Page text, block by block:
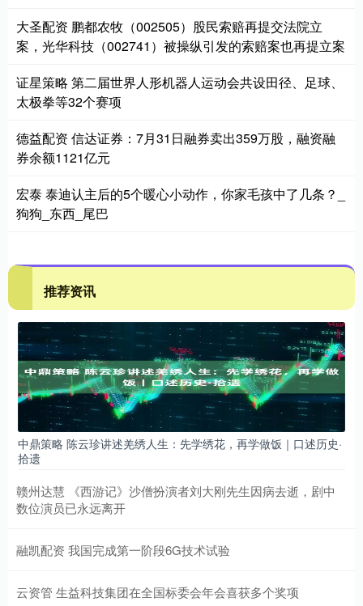
大圣配资 鹏都农牧（002505）股民索赔再提交法院立
案，光华科技（002741）被操纵引发的索赔案也再提立案
证星策略 第二届世界人形机器人运动会共设田径、足球、
太极拳等32个赛项
德益配资 信达证券：7月31日融券卖出359万股，融资融
券余额1121亿元
宏泰 泰迪认主后的5个暖心小动作，你家毛孩中了几条？_
狗狗_东西_尾巴
推荐资讯
中鼎策略 陈云珍讲述羌绣人生：先学绣花，再学做饭｜口述历史·
拾遗
赣州达慧 《西游记》沙僧扮演者刘大刚先生因病去逝，剧中
数位演员已永远离开
融凯配资 我国完成第一阶段6G技术试验
云资管 生益科技集团在全国标委会年会喜获多个奖项